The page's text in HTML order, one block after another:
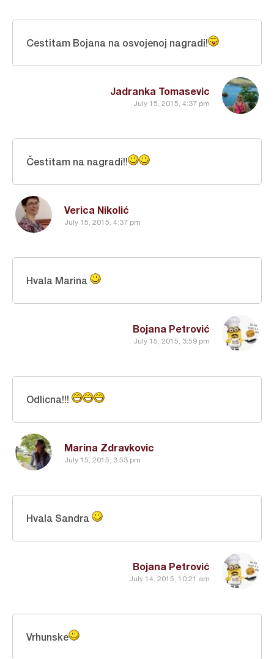
Jadranka Tomasevic
July 15, 2015, 4:37 pm
Cestitam Bojana na osvojenoj nagradi!
Verica Nikolić
July 15, 2015, 4:37 pm
Čestitam na nagradi!!
Bojana Petrović
July 15, 2015, 3:59 pm
Hvala Marina
Marina Zdravkovic
July 15, 2015, 3:53 pm
Odlicna!!!
Bojana Petrović
July 14, 2015, 10:21 am
Hvala Sandra
Vrhunske